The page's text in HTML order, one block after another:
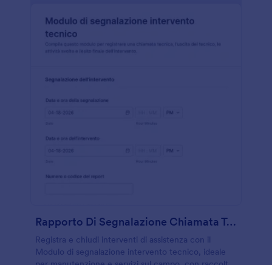
Rapporto Di Segnalazione Chiamata Tecnica Form
Registra e chiudi interventi di assistenza con il
Modulo di segnalazione intervento tecnico, ideale